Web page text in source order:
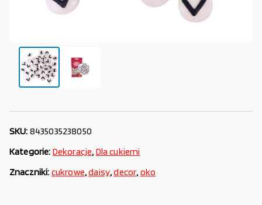
SKU: 8435035238050
Kategorie: Dekoracje, Dla cukierni
Znaczniki: cukrowe,daisy,decor, oko